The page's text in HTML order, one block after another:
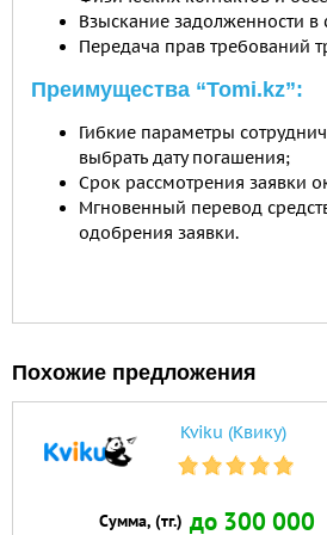
Взыскание задолженности
Передача прав требований
Преимущества “Tomi.kz”:
Гибкие параметры
выбрать дату погашения;
Срок рассмотрения заявки
Мгновенный перевод
одобрения заявки.
Похожие предложения
Kviku (Квику)
Сумма, (тг.) до 300 000